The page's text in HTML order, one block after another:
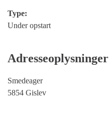
Type:
Under opstart
Adresseoplysninger
Smedeager
5854 Gislev